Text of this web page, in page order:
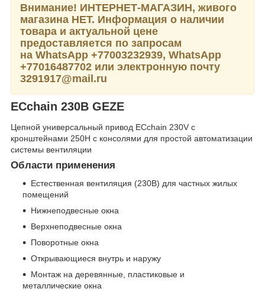
Внимание! ИНТЕРНЕТ-МАГАЗИН, живого
магазина НЕТ. Информация о наличии
товара и актуальной цене
предоставляется по запросам
на WhatsApp +77003232939, WhatsApp
+77016487702 или электронную почту
3291917@mail.ru
ECchain 230В GEZE
Цепной универсальный привод ECchain 230V с
кронштейнами 250Н с консолями для простой автоматизации
системы вентиляции
Области применения
Естественная вентиляция (230В) для частных жилых
помещений
Нижнеподвесные окна
Верхнеподвесные окна
Поворотные окна
Открывающиеся внутрь и наружу
Монтаж на деревянные, пластиковые и
металлические окна